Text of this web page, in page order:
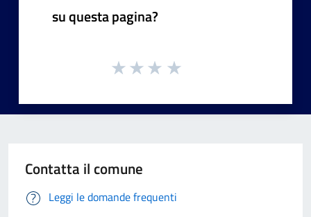
su questa pagina?
Contatta il comune
Leggi le domande frequenti